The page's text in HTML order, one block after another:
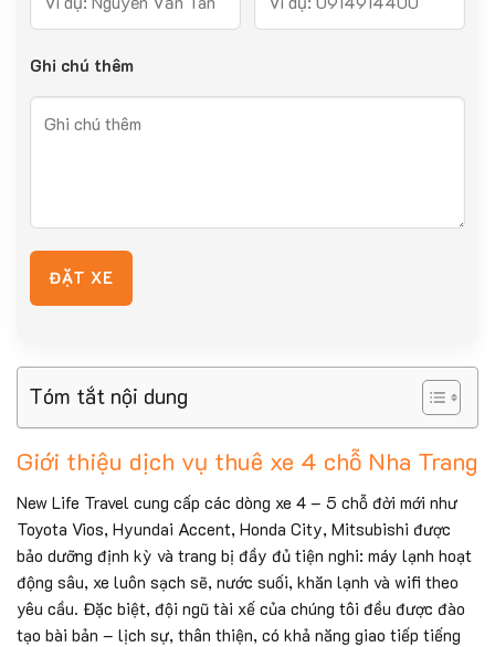
Ghi chú thêm
Tóm tắt nội dung
Giới thiệu dịch vụ thuê xe 4 chỗ Nha Trang
New Life Travel cung cấp các dòng xe 4 – 5 chỗ đời mới như
Toyota Vios, Hyundai Accent, Honda City, Mitsubishi được
bảo dưỡng định kỳ và trang bị đầy đủ tiện nghi: máy lạnh hoạt
động sâu, xe luôn sạch sẽ, nước suối, khăn lạnh và wifi theo
yêu cầu. Đặc biệt, đội ngũ tài xế của chúng tôi đều được đào
tạo bài bản – lịch sự, thân thiện, có khả năng giao tiếp tiếng